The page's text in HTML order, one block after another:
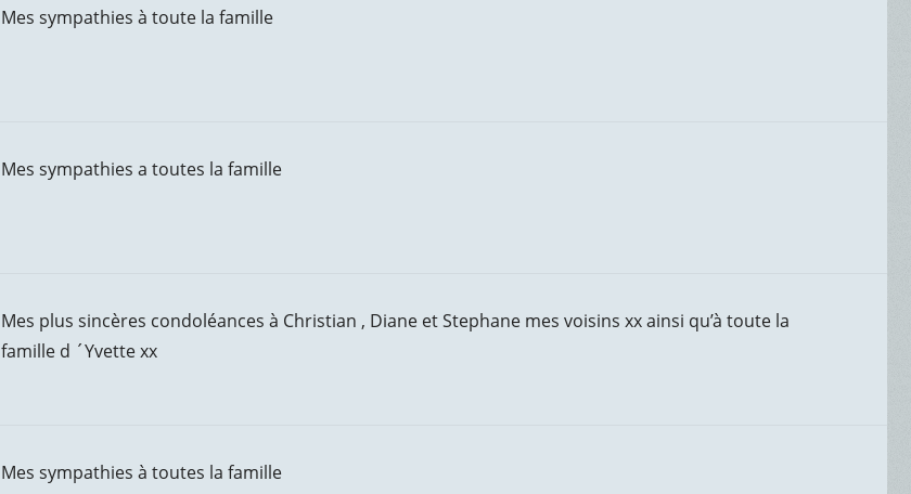
Mes sympathies à toute la famille
Mes sympathies a toutes la famille
Mes plus sincères condoléances à Christian , Diane et Stephane mes voisins xx ainsi qu’à toute la
famille d ´Yvette xx
Mes sympathies à toutes la famille